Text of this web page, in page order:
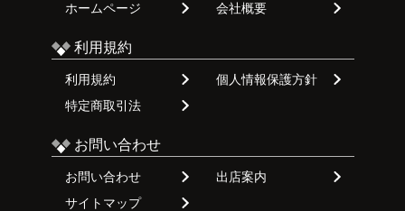
ホームページ 会社概要
利用規約
利用規約
個人情報保護方針
特定商取引法
お問い合わせ
お問い合わせ
出店案内
サイトマップ